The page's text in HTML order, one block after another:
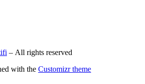
– All rights reserved
with the Customizr theme